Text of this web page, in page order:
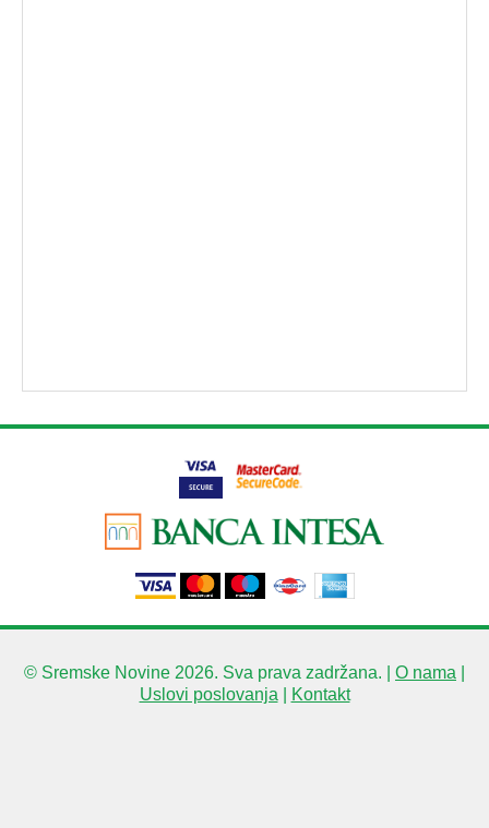
© Sremske Novine 2026. Sva prava zadržana. | O nama
Uslovi poslovanja
Kontakt